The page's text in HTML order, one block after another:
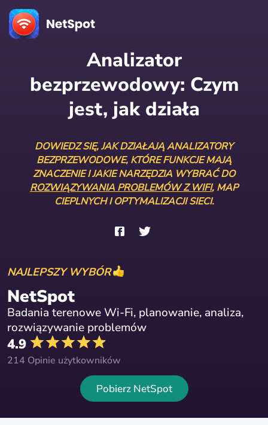
Analizator
bezprzewodowy: Czym
jest, jak działa
DOWIEDZ SIĘ, JAK DZIAŁAJĄ ANALIZATORY
BEZPRZEWODOWE, KTÓRE FUNKCJE MAJĄ
ZNACZENIE I JAKIE NARZĘDZIA WYBRAĆ DO
ROZWIĄZYWANIA PROBLEMÓW Z WIFI, MAP
CIEPLNYCH I OPTYMALIZACJI SIECI.
NAJLEPSZY WYBÓR
NetSpot
Badania terenowe Wi-Fi, planowanie, analiza,
rozwiązywanie problemów
4.9
214 Opinie użytkowników
Pobierz NetSpot